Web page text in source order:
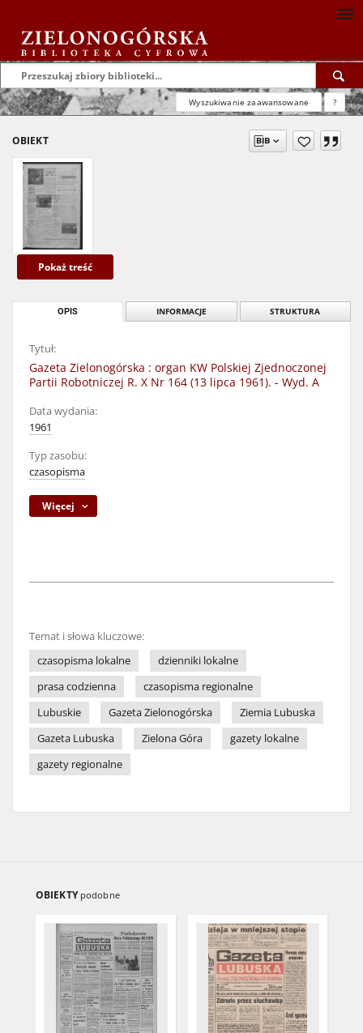
Wyszukiwanie zaawansowane ?
OBIEKT
Pokaż treść
OPIS INFORMACJE STRUKTURA
Tytuł:
Gazeta Zielonogórska : organ KW Polskiej Zjednoczonej
Partii Robotniczej R. X Nr 164 (13 lipca 1961). - Wyd. A
Data wydania:
1961
Typ zasobu:
czasopisma
Więcej
Temat i słowa kluczowe:
czasopisma lokalne
dzienniki lokalne
prasa codzienna
czasopisma regionalne
Lubuskie
Gazeta Zielonogórska
Ziemia Lubuska
Gazeta Lubuska
Zielona Góra
gazety lokalne
gazety regionalne
OBIEKTY podobne